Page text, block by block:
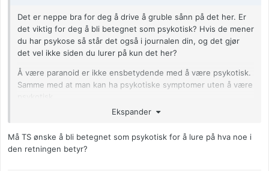
Det er neppe bra for deg å drive å gruble sånn på det her. Er
det viktig for deg å bli betegnet som psykotisk? Hvis de mener
du har psykose så står det også i journalen din, og det gjør
det vel ikke siden du lurer på kun det her?
Å være paranoid er ikke ensbetydende med å være psykotisk.
Samme med at man kan ha psykotiske symptomer uten å være
psykotisk.
Og på samme måte som at vi alle kan ha symptomer på
av den grunn.
Ekspander
Må TS ønske å bli betegnet som psykotisk for å lure på hva noe i
den retningen betyr?